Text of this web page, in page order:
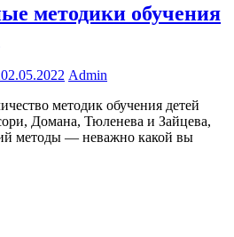
методики обучения
02.05.2022 Admin
методик обучения детей
Домана, Тюленева и Зайцева,
методы — неважно какой вы